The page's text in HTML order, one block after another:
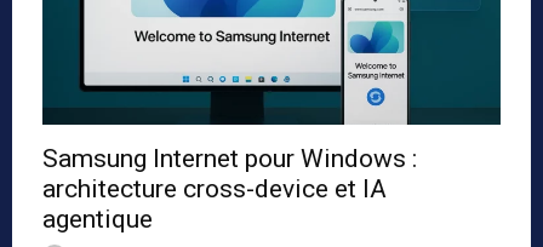
Samsung Internet pour Windows :
architecture cross-device et IA
agentique